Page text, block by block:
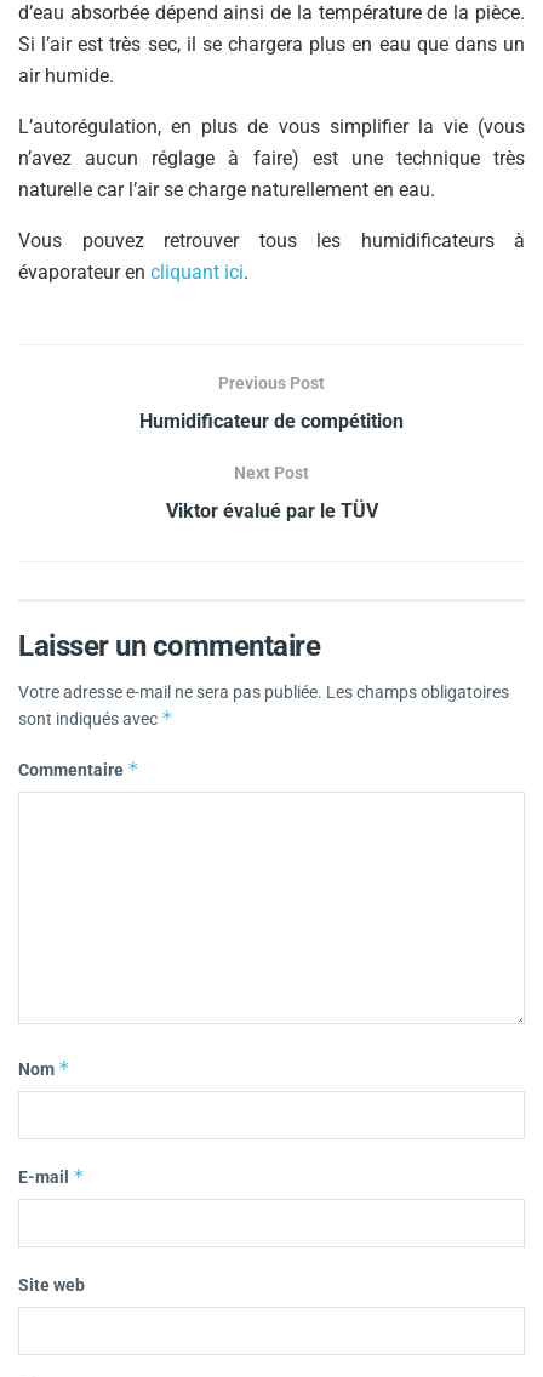
d’eau absorbée dépend ainsi de la température de la pièce.
Si l’air est très sec, il se chargera plus en eau que dans un
air humide.
L’autorégulation, en plus de vous simplifier la vie (vous
n’avez aucun réglage à faire) est une technique très
naturelle car l’air se charge naturellement en eau.
Vous pouvez retrouver tous les humidificateurs à
évaporateur en cliquant ici.
Previous Post
Humidificateur de compétition
Next Post
Viktor évalué par le TÜV
Laisser un commentaire
Votre adresse e-mail ne sera pas publiée. Les champs obligatoires
sont indiqués avec *
Commentaire *
Nom *
E-mail *
Site web